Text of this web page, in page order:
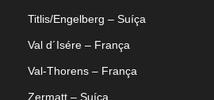
Titlis/Engelberg – Suíça
Val d´Isére – França
Val-Thorens – França
Zermatt – Suíça